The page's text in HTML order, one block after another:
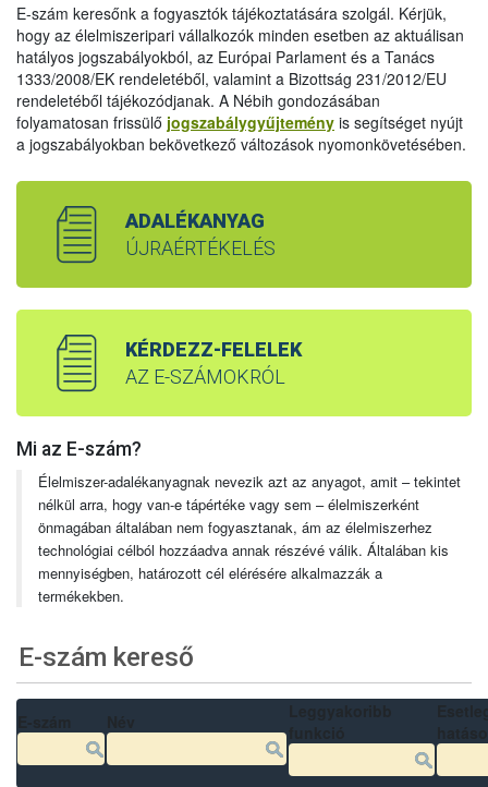
E-szám keresőnk a fogyasztók tájékoztatására szolgál. Kérjük,
hogy az élelmiszeripari vállalkozók minden esetben az aktuálisan
hatályos jogszabályokból, az Európai Parlament és a Tanács
1333/2008/EK rendeletéből, valamint a Bizottság 231/2012/EU
rendeletéből tájékozódjanak. A Nébih gondozásában
folyamatosan frissülő jogszabálygyűjtemény is segítséget nyújt
a jogszabályokban bekövetkező változások nyomonkövetésében.
ADALÉKANYAG
ÚJRAÉRTÉKELÉS
KÉRDEZZ-FELELEK
AZ E-SZÁMOKRÓL
Mi az E-szám?
Élelmiszer-adalékanyagnak nevezik azt az anyagot, amit – tekintet
nélkül arra, hogy van-e tápértéke vagy sem – élelmiszerként
önmagában általában nem fogyasztanak, ám az élelmiszerhez
technológiai célból hozzáadva annak részévé válik. Általában kis
mennyiségben, határozott cél elérésére alkalmazzák a
termékekben.
E-szám kereső